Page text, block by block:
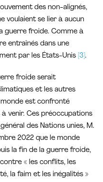
des non-alignés,
voulaient se lier à aucun
guerre froide. Comme à
entraînés dans une
par les États-Unis [3] .
froide serait
et les autres
monde est confronté
à venir. Ces préoccupations
des Nations unies, M.
2022 que le monde
la fin de la guerre froide,
« les conflits, les
la faim et les inégalités »